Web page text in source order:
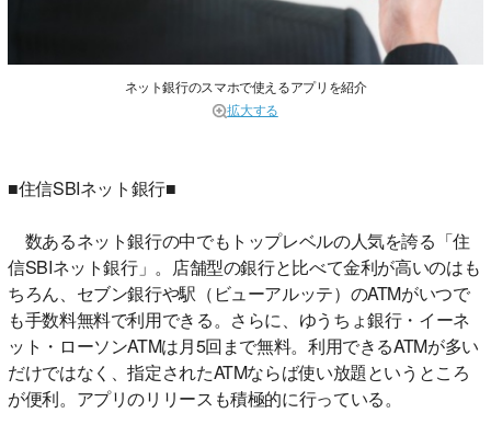
ネット銀行のスマホで使えるアプリを紹介
拡大する
■住信SBIネット銀行■
数あるネット銀行の中でもトップレベルの人気を誇る「住
信SBIネット銀行」。店舗型の銀行と比べて金利が高いのはも
ちろん、セブン銀行や駅（ビューアルッテ）のATMがいつで
も手数料無料で利用できる。さらに、ゆうちょ銀行・イーネ
ット・ローソンATMは月5回まで無料。利用できるATMが多い
だけではなく、指定されたATMならば使い放題というところ
が便利。アプリのリリースも積極的に行っている。